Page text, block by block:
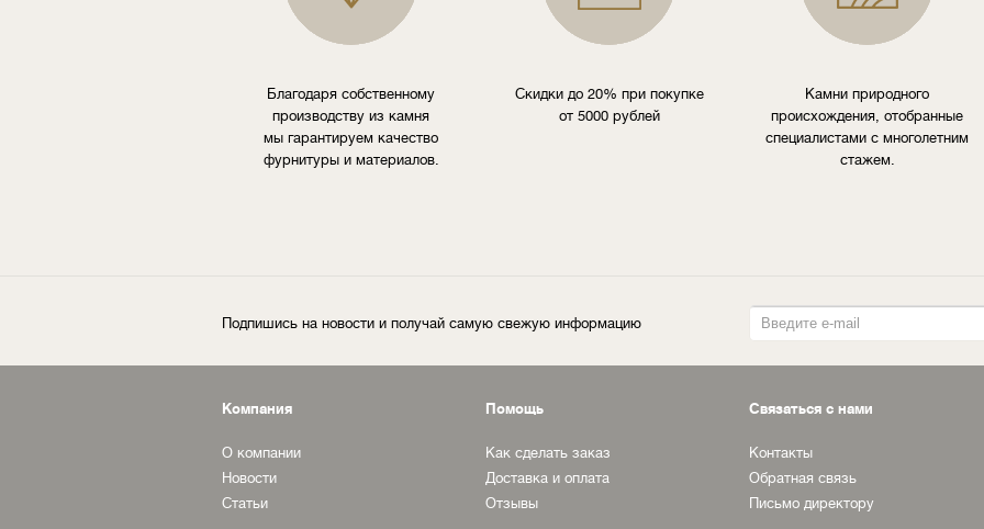
Благодаря собственному
производству из камня
мы гарантируем качество
фурнитуры и материалов.
Скидки до 20% при покупке
от 5000 рублей
Камни природного
происхождения, отобранные
специалистами с многолетним
стажем.
Подпишись на новости и получай самую свежую информацию
Компания
О компании
Новости
Статьи
Помощь
Как сделать заказ
Доставка и оплата
Отзывы
Связаться с нами
Контакты
Обратная связь
Письмо директору